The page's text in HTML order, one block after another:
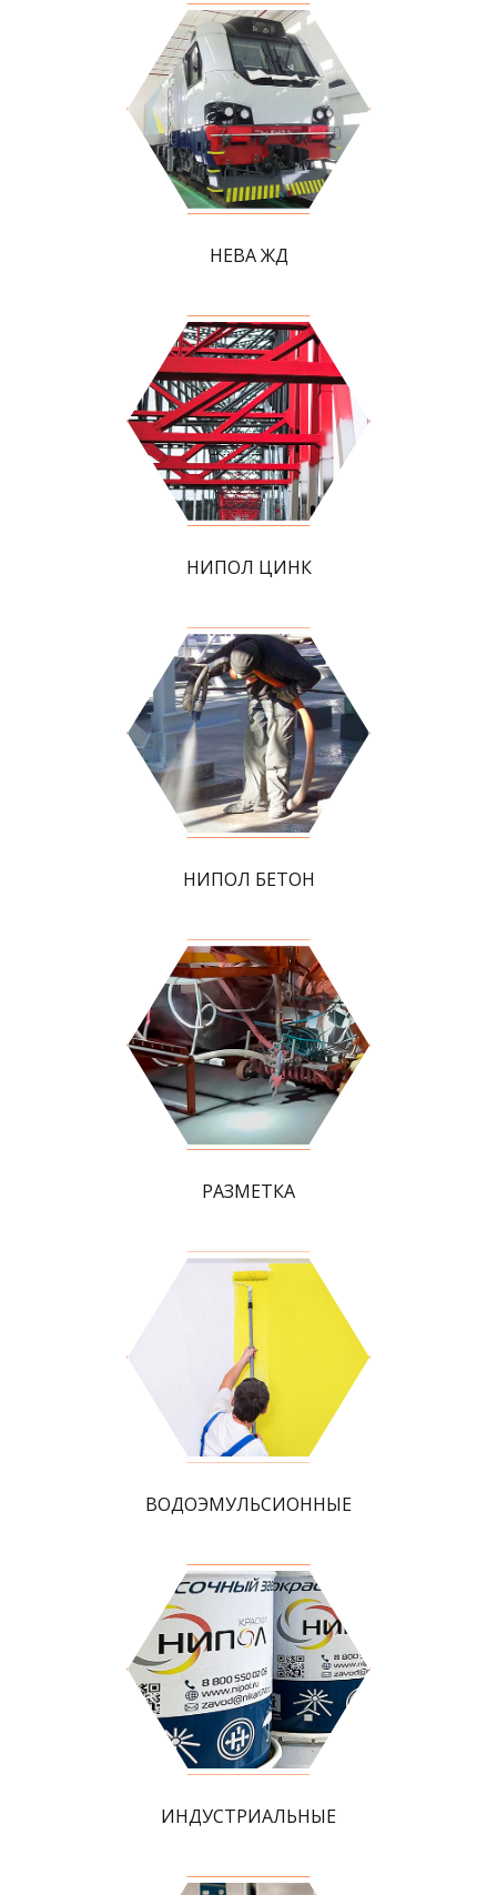
НЕВА ЖД
НИПОЛ ЦИНК
НИПОЛ БЕТОН
РАЗМЕТКА
ВОДОЭМУЛЬСИОННЫЕ
ИНДУСТРИАЛЬНЫЕ